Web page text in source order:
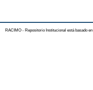
RACIMO - Repositorio Institucional está basado en